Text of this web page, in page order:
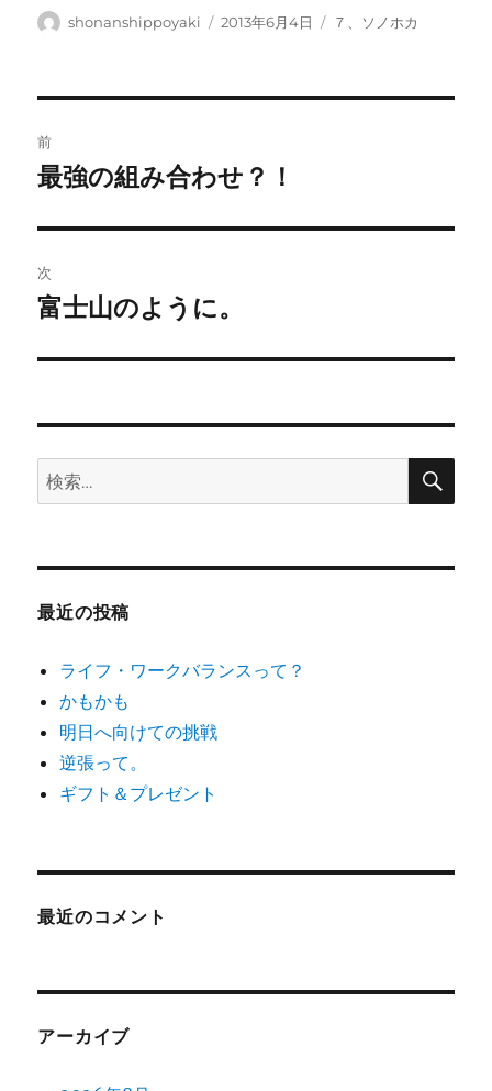
投
shonanshippoyaki
投
2013年6月4日
カ
７、ソノホカ
稿
ビ
ゲ
ー
ン
前
前
投
稿:
最強の組み合わせ？！
次
次
投
富士山のように。
検
索:
検
最近の投稿
ライフ・ワークバランスって？
かもかも
明日へ向けての挑戦
逆張って。
ギフト＆プレゼント
最近のコメント
アーカイブ